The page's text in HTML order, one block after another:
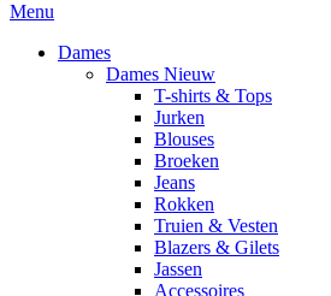
Menu
Dames
Dames Nieuw
T-shirts & Tops
Jurken
Blouses
Broeken
Jeans
Rokken
Truien & Vesten
Blazers & Gilets
Jassen
Accessoires